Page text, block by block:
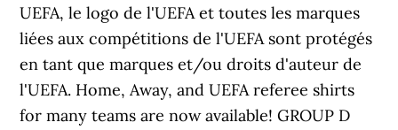
UEFA, le logo de l'UEFA et toutes les marques
liées aux compétitions de l'UEFA sont protégés
en tant que marques et/ou droits d'auteur de
l'UEFA. Home, Away, and UEFA referee shirts
for many teams are now available! GROUP D